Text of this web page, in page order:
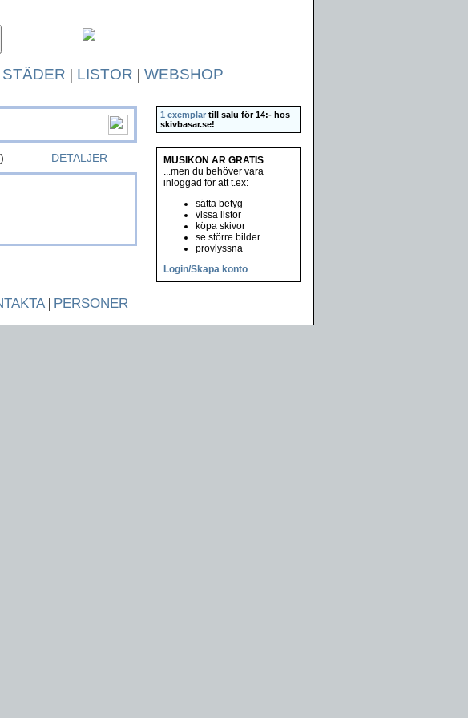
STÄDER | LISTOR | WEBSHOP
DETALJER
1 exemplar till salu för 14:- hos
skivbasar.se!
MUSIKON ÄR GRATIS
...men du behöver vara
inloggad för att t.ex:
sätta betyg
vissa listor
köpa skivor
se större bilder
provlyssna
Login/Skapa konto
| PERSONER